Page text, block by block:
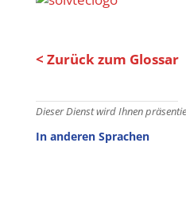
< Zurück zum Glossar
Dieser Dienst wird Ihnen
In anderen Sprachen